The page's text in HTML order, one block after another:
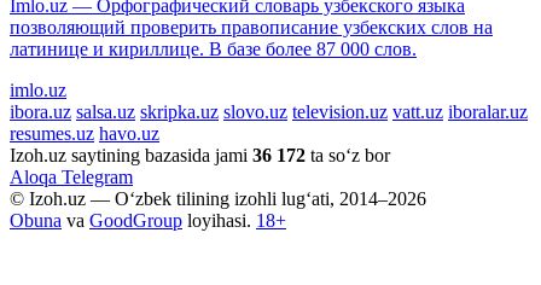
Imlo.uz — Орфографический словарь узбекского языка
позволяющий проверить правописание узбекских слов на
латинице и кириллице. В базе более 87 000 слов.
imlo.uz
ibora.uz salsa.uz skripka.uz slovo.uz television.uz vatt.uz iboralar.uz
resumes.uz havo.uz
Izoh.uz saytining bazasida jami 36 172 ta so‘z bor
Aloqa Telegram
© Izoh.uz — O‘zbek tilining izohli lug‘ati, 2014–2026
Obuna va GoodGroup loyihasi. 18+